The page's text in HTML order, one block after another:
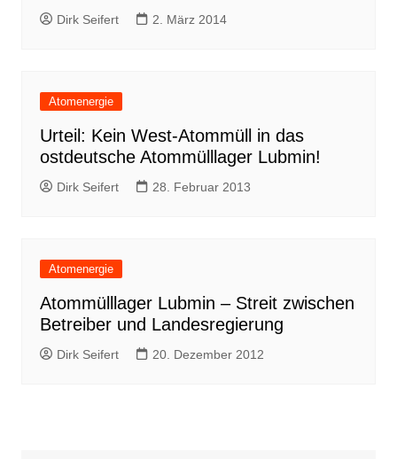
Dirk Seifert 2. März 2014
Atomenergie
Urteil: Kein West-Atommüll in das
ostdeutsche Atommülllager Lubmin!
Dirk Seifert 28. Februar 2013
Atomenergie
Atommülllager Lubmin – Streit zwischen
Betreiber und Landesregierung
Dirk Seifert 20. Dezember 2012